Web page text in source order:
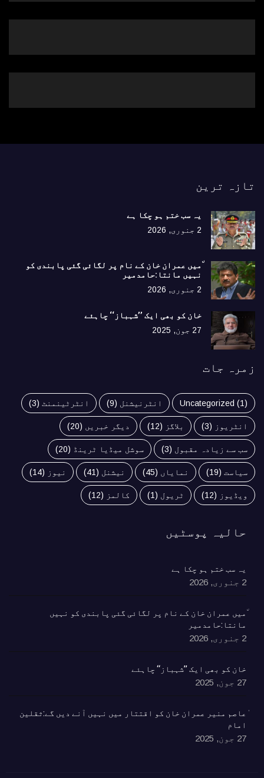
تازہ ترین
یہ سب ختم ہو چکا ہے
2 جنوری, 2026
٘میں عمران خان کے نام پر لگائی گئی پابندی کو
نہیں مانتا:حامدمیر
2 جنوری, 2026
خان کو بھی ایک ’’شہباز‘‘ چاہئے​
27 جون, 2025
زمرہ جات
Uncategorized (1) انٹرنیشنل (9) انٹرٹینمنٹ (3)
انٹریوز (3) بلاگز (12) دیگر خبریں (20)
سب سے زیادہ مقبول (3) سوشل میڈیا ٹرینڈ (20)
سیاست (19) نمایاں (45) نیشنل (41) نیوز (14)
ویڈیوز (12) ٹریول (1) کالمز (12)
حالیہ پوسٹیں
یہ سب ختم ہو چکا ہے
2 جنوری, 2026
٘میں عمران خان کے نام پر لگائی گئی پابندی کو نہیں
مانتا:حامدمیر
2 جنوری, 2026
خان کو بھی ایک ’’شہباز‘‘ چاہئے​
27 جون, 2025
ٰعاصم منیر عمران خان کو اقتتار میں نہیں آنے دیں گے:ثقلین
امام
27 جون, 2025